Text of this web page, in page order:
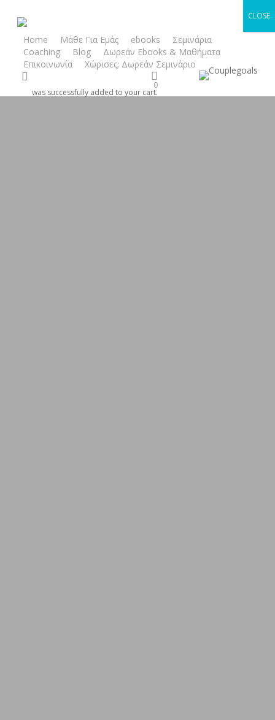
content
Home Μάθε Για Εμάς ebooks
Σεμινάρια
Coaching
Blog
Δωρεάν Ebooks & Μαθήματα
Επικοινωνία
Χώρισες; Δωρεάν Σεμινάριο
0
was successfully added to your cart.
CLOSE